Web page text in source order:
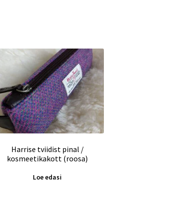
Harrise tviidist pinal /
kosmeetikakott (roosa)
Loe edasi
osapooltega.